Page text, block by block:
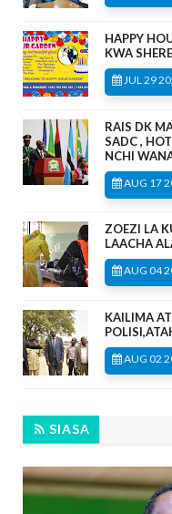
HAPPY
KWA
JUL 29
RAIS DK
SADC ,
NCHI
AUG 17
ZOEZI LA
LAACHA
AUG 04
KAILIMA
AUG 02
SIASA